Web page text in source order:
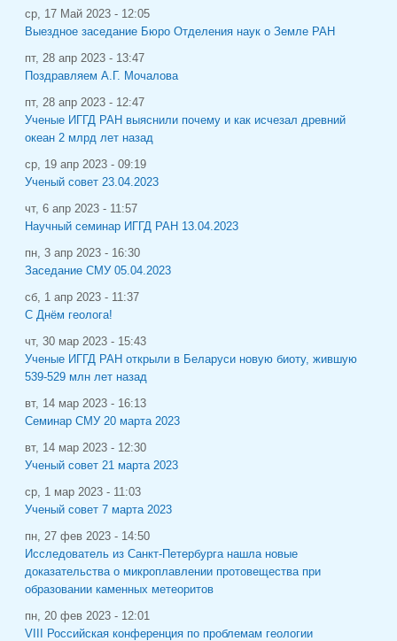
ср, 17 Май 2023 - 12:05
Выездное заседание Бюро Отделения наук о Земле РАН
пт, 28 апр 2023 - 13:47
Поздравляем А.Г. Мочалова
пт, 28 апр 2023 - 12:47
Ученые ИГГД РАН выяснили почему и как исчезал древний
океан 2 млрд лет назад
ср, 19 апр 2023 - 09:19
Ученый совет 23.04.2023
чт, 6 апр 2023 - 11:57
Научный семинар ИГГД РАН 13.04.2023
пн, 3 апр 2023 - 16:30
Заседание СМУ 05.04.2023
сб, 1 апр 2023 - 11:37
С Днём геолога!
чт, 30 мар 2023 - 15:43
Ученые ИГГД РАН открыли в Беларуси новую биоту, жившую
539-529 млн лет назад
вт, 14 мар 2023 - 16:13
Семинар СМУ 20 марта 2023
вт, 14 мар 2023 - 12:30
Ученый совет 21 марта 2023
ср, 1 мар 2023 - 11:03
Ученый совет 7 марта 2023
пн, 27 фев 2023 - 14:50
Исследователь из Санкт-Петербурга нашла новые
доказательства о микроплавлении протовещества при
образовании каменных метеоритов
пн, 20 фев 2023 - 12:01
VIII Российская конференция по проблемам геологии